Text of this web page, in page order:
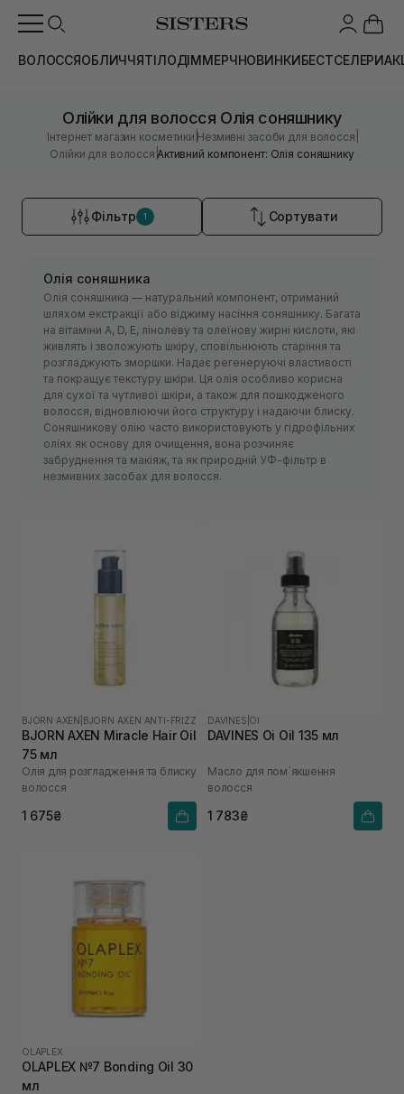
ВОЛОССЯОБЛИЧЧЯТІЛОДІММЕРЧНОВИНКИБЕСТСЕЛЕРИ
Олійки для волосся Олія соняшнику
Інтернет магазин косметики |Незмивні засоби для волосся
Олійки для волосся |Активний компонент: Олія соняшнику
Фільтр 1 Сортувати
Олія соняшника
Олія соняшника — натуральний компонент, отриманий
шляхом екстракції або віджиму насіння соняшнику. Багата
на вітаміни А, D, E, лінолеву та олеїнову жирні кислоти, які
живлять і зволожують шкіру, сповільнюють старіння та
розгладжують зморшки. Надає регенеруючі властивості
та покращує текстуру шкіри. Ця олія особливо корисна
для сухої та чутливої шкіри, а також для пошкодженого
волосся, відновлюючи його структуру і надаючи блиску.
Соняшникову олію часто використовують у гідрофільних
оліях як основу для очищення, вона розчиняє
забруднення та макіяж, та як природній УФ-фільтр в
незмивних засобах для волосся.
BJORN AXEN BJORN AXEN ANTI-FRIZZ
BJORN AXEN Miracle Hair Oil
75 мл
Oлія для розгладження та блиску
волосся
1 675₴
DAVINES OI
DAVINES Oi Oil 135 мл
Масло для пом`якшення
волосся
1 783₴
OLAPLEX
OLAPLEX №7 Bonding Oil 30
мл